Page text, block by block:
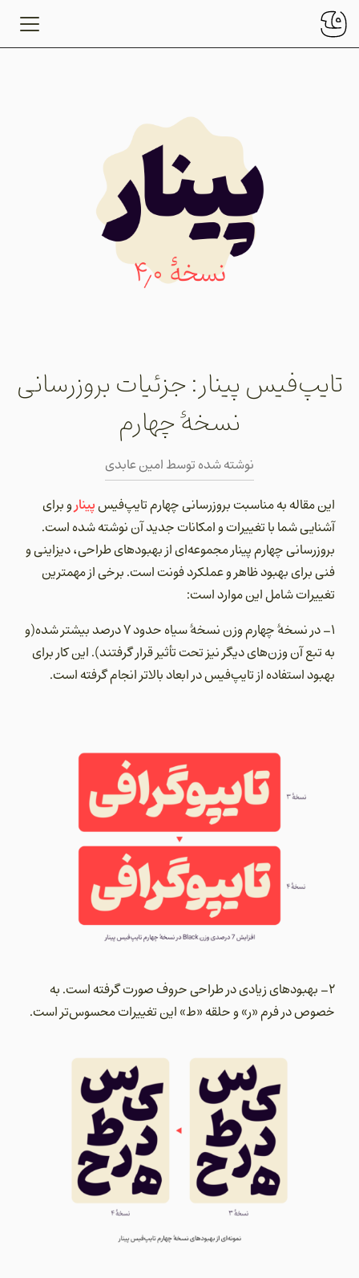
تایپ‌فیس پینار: جزئیات بروزرسانی
نسخۀ چهارم
نوشته شده توسطامین عابدی
این مقاله به مناسبت بروزرسانی چهارم تایپ‌فیسپینارو برای
آشنایی شما با تغییرات و امکانات جدید آن نوشته شده است.
بروزرسانی چهارم پینار مجموعه‌ای از بهبودهای طراحی، دیزاینی و
فنی برای بهبود ظاهر و عملکرد فونت است. برخی از مهمترین
تغییرات شامل این موارد است:
1- در نسخۀ چهارم وزن نسخۀ سیاه حدود 7 درصد بیشتر شده(و
به تبع آن وزن‌های دیگر نیز تحت تأثیر قرار گرفتند). این کار برای
بهبود استفاده از تایپ‌فیس در ابعاد بالاتر انجام گرفته است.
2- بهبودهای زیادی در طراحی حروف صورت گرفته است. به
خصوص در فرم «ر» و حلقه «ط» این تغییرات محسوس‌تر است.